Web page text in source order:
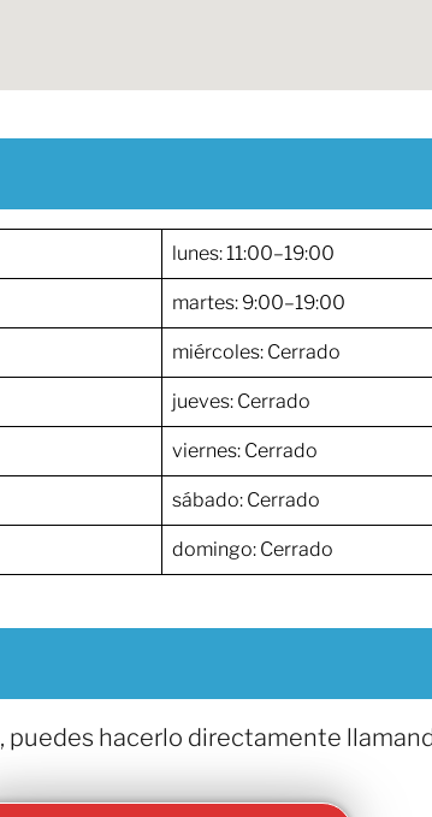
lunes: 11:00–19:00
martes: 9:00–19:00
miércoles: Cerrado
jueves: Cerrado
viernes: Cerrado
sábado: Cerrado
domingo: Cerrado
, puedes hacerlo directamente